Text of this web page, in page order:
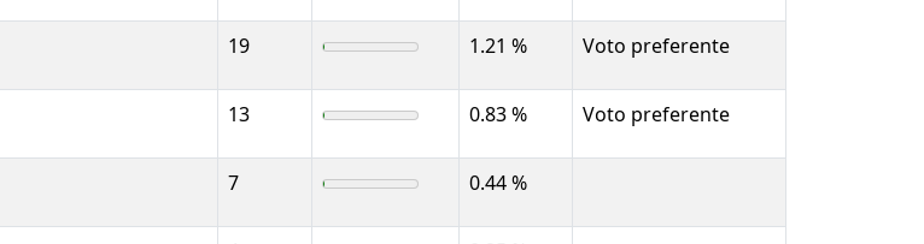
19 1.21 % Voto preferente
13 0.83 % Voto preferente
7 0.44 %